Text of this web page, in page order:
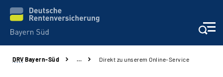
Beratung und Kontakt
DRV Bayern-Süd … Direkt zu unserem Online-Service